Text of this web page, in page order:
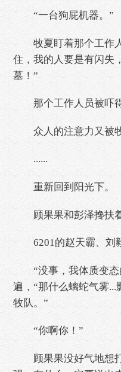
“一台狗屁机器。”
牧夏盯着那个工作人
住，我的人要是有闪失
墓！”
那个工作人员被吓得
众人的注意力又被牧
......
重新回到阳光下。
顾果果和彭泽搀扶着
6201的赵天霸、刘毅
“没事，我体质变态
遍，“那什么螭蛇气雾
牧队。”
“你啊你！”
顾果果没好气地想打